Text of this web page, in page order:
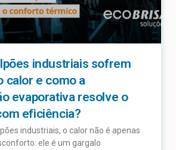
industriais sofrem
calor e como a
evaporativa resolve o
eficiência?
industriais, o calor não é apenas
ele é um gargalo